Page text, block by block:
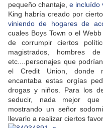
pequeño chantaje, e incluído
King habría creado por
viniendo de hogares de
cuales Boys Town o el
de corrumpir ciertos
magistrados, hombres
etc....personajes que
el Credit Union, donde
encantaba estas orgías
drogas y niños. Para los
seducir, nada mejor
mostrando un señor
llevarlo a realizar ciertos